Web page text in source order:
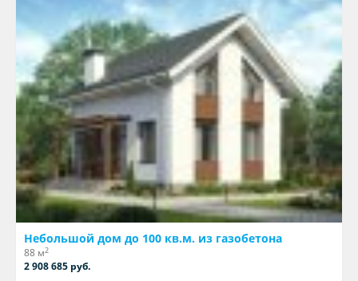
Небольшой дом до 100 кв.м. из газобетона
88 м2
2 908 685 руб.